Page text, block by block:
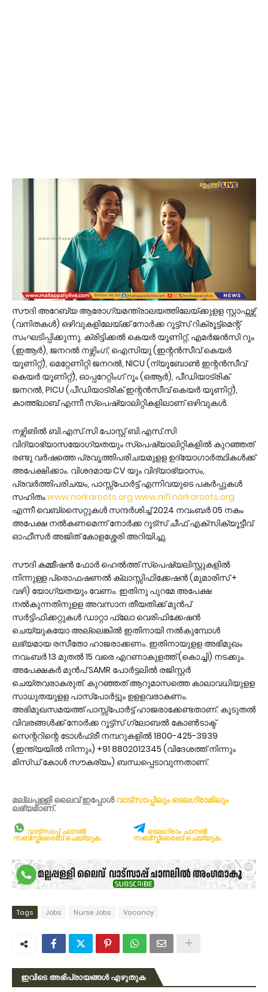
സൗദി അറേബ്യ ആരോഗ്യമന്ത്രാലയത്തിലേയ്ക്കുളള സ്റ്റാഫ്നഴ്സ്
(വനിതകള്‍) ഒഴിവുകളിലേയ്ക്ക് നോര്‍ക്ക റൂട്ട്സ് റിക്രൂട്ട്മെന്റ്
സംഘടിപ്പിക്കുന്നു. ക്രിട്ടിക്കൽ കെയർ യൂണിറ്റ്, എമർജൻസി റൂം
(ഇആർ), ജനറൽ നഴ്സിംഗ്, ഐസിയു (ഇന്റന്‍സീവ് കെയർ
യൂണിറ്റ്), മെറ്റേണിറ്റി ജനറൽ, NICU (ന്യൂബോൺ ഇന്റന്‍സീവ്
കെയർ യൂണിറ്റ്), ഓപ്പറേറ്റിംഗ് റൂം (ഒആർ), പീഡിയാട്രിക്
ജനറൽ, PICU (പീഡിയാട്രിക് ഇന്റന്‍സീവ് കെയർ യൂണിറ്റ്),
കാത്ത്ലാബ് എന്നീ സ്പെഷ്യാലിറ്റികളിലാണ് ഒഴിവുകള്‍.
നഴ്സിങില്‍ ബി.എസ്.സി പോസ്റ്റ് ബി.എസ്.സി
വിദ്യാഭ്യാസയോഗ്യതയും സ്പെഷ്യാലിറ്റികളില്‍ കുറഞ്ഞത്
രണ്ടു വർഷത്തെ പ്രവൃത്തിപരിചയമുളള ഉദ്യോഗാര്‍ത്ഥികള്‍ക്ക്
അപേക്ഷിക്കാം. വിശദമായ CV യും വിദ്യാഭ്യാസം,
പ്രവര്‍ത്തിപരിചയം, പാസ്സ്പോര്‍ട്ട് എന്നിവയുടെ പകര്‍പ്പുകള്‍
സഹിതംwww.norkaroots.org www.nifl.norkaroots.org
എന്നീ വെബ്‌സൈറ്റുകൾ സന്ദര്‍ശിച്ച് 2024 നവംബര്‍ 05 നകം
അപേക്ഷ നല്‍കണമെന്ന് നോർക്ക റൂട്സ് ചീഫ് എക്സിക്യൂട്ടീവ്
ഓഫീസർ അജിത് കോളശ്ശേരി അറിയിച്ചു.
സൗദി കമ്മീഷൻ ഫോർ ഹെൽത്ത് സ്പെഷ്യലിസ്റ്റുകളിൽ
നിന്നുള്ള പ്രൊഫഷണൽ ക്ലാസ്സിഫിക്കേഷന്‍ (മുമാരിസ് +
വഴി) യോഗ്യതയും വേണം. ഇതിനു പുറമേ അപേക്ഷ
നല്‍കുന്നതിനുളള അവസാന തീയതിക്ക് മുന്‍പ്
സര്‍ട്ടിഫിക്കറ്റുകള്‍ ഡാറ്റാ ഫ്ലോ വെരിഫിക്കേഷന്‍
ചെയ്യുകയോ അല്ലെങ്കില്‍ ഇതിനായി നല്‍കുമ്പോള്‍
ലഭ്യമായ രസീതോ ഹാജരാക്കണം. ഇതിനായുളള അഭിമുഖം
നവംബര്‍ 13 മുതല്‍ 15 വരെ എറണാകുളത്ത് (കൊച്ചി) നടക്കും.
അപേക്ഷകര്‍ മുന്‍പ് SAMR പോർട്ടലിൽ രജിസ്റ്റര്‍
ചെയ്തവരാകരുത്. കുറഞ്ഞത് ആറുമാസത്തെ കാലാവധിയുളള
സാധുതയുളള പാസ്പോര്‍ട്ടും ഉളളവരാകണം.
അഭിമുഖസമയത്ത് പാസ്സ്പോര്‍ട്ട് ഹാജരാക്കേണ്ടതാണ്. കൂടുതല്‍
വിവരങ്ങള്‍ക്ക് നോര്‍ക്ക റൂട്ട്സ് ഗ്ലോബല്‍ കോണ്‍ടാക്ട്
സെന്ററിന്റെ ടോള്‍ഫ്രീ നമ്പറുകളില്‍ 1800-425-3939
(ഇന്ത്യയില്‍ നിന്നും) +91 8802012345 (വിദേശത്ത് നിന്നും
മിസ്ഡ് കോള്‍ സൗകര്യം) ബന്ധപ്പെടാവുന്നതാണ്.
മല്ലപ്പള്ളി ലൈവ് ഇപ്പോള്‍വാട്സാപ്പിലും ടെലഗ്രാമിലും
ലഭ്യമാണ്‌.
വാട്സാപ്പ് ചാനൽ
സബ്സ്ക്രൈബ് ചെയ്യുക.
ടെലഗ്രാം ചാനൽ
സബ്സ്ക്രൈബ് ചെയ്യുക.
Tags Jobs Nurse Jobs Vacancy
ഇവിടെ അഭിപ്രായങ്ങൾ എഴുതുക